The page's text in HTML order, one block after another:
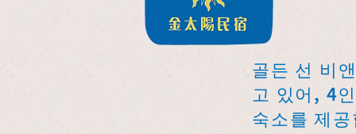
골든 선 비
고 있어, 4
숙소를 제